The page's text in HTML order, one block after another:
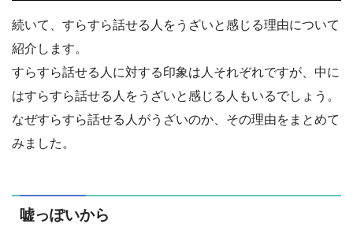
続いて、すらすら話せる人をうざいと感じる理由について
紹介します。
すらすら話せる人に対する印象は人それぞれですが、中に
はすらすら話せる人をうざいと感じる人もいるでしょう。
なぜすらすら話せる人がうざいのか、その理由をまとめて
みました。
嘘っぽいから